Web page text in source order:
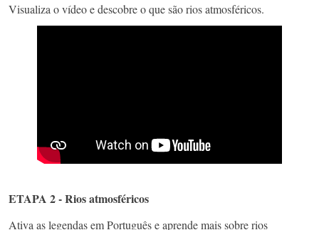
Visualiza o vídeo e descobre o que são rios atmosféricos.
ETAPA 2 - Rios atmosféricos
Ativa as legendas em Português e aprende mais sobre rios